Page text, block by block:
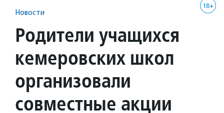
18+
Новости
Родители учащихся
кемеровских школ
организовали
совместные акции